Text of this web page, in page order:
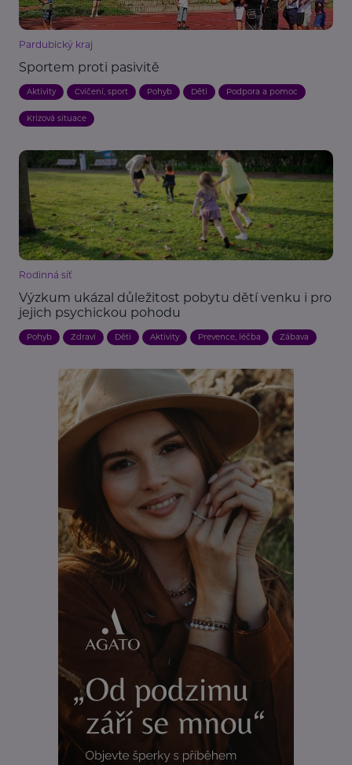
Pardubický kraj
Sportem proti pasivitě
Aktivity Cvičení, sport Pohyb Děti Podpora a pomoc
Krizová situace
Rodinná síť
Výzkum ukázal důležitost pobytu dětí venku i pro
jejich psychickou pohodu
Pohyb Zdraví Děti Aktivity Prevence, léčba Zábava